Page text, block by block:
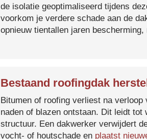
de isolatie geoptimaliseerd tijdens
voorkom je verdere schade aan de
opnieuw tientallen jaren
Bestaand roofingdak
Bitumen of roofing verliest na
naden of blazen ontstaan. Dit leidt
structuur. Een dakwerker verwijdert
vocht- of houtschade en plaatst